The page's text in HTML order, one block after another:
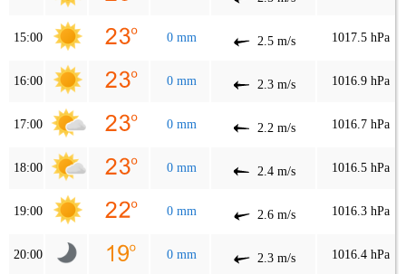
15:00 0 mm 2.5 m/s 1017.5 hPa
16:00 0 mm 2.3 m/s 1016.9 hPa
17:00 0 mm 2.2 m/s 1016.7 hPa
18:00 0 mm 2.4 m/s 1016.5 hPa
19:00 0 mm 2.6 m/s 1016.3 hPa
20:00 0 mm 2.3 m/s 1016.4 hPa